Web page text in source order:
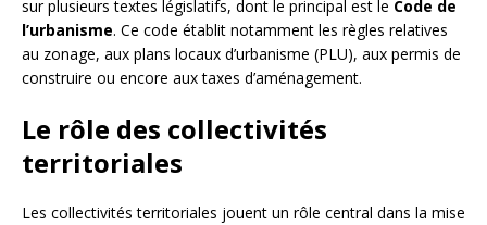
sur plusieurs textes législatifs, dont le principal est le Code de
l’urbanisme. Ce code établit notamment les règles relatives
au zonage, aux plans locaux d’urbanisme (PLU), aux permis de
construire ou encore aux taxes d’aménagement.
Le rôle des collectivités
territoriales
Les collectivités territoriales jouent un rôle central dans la mise